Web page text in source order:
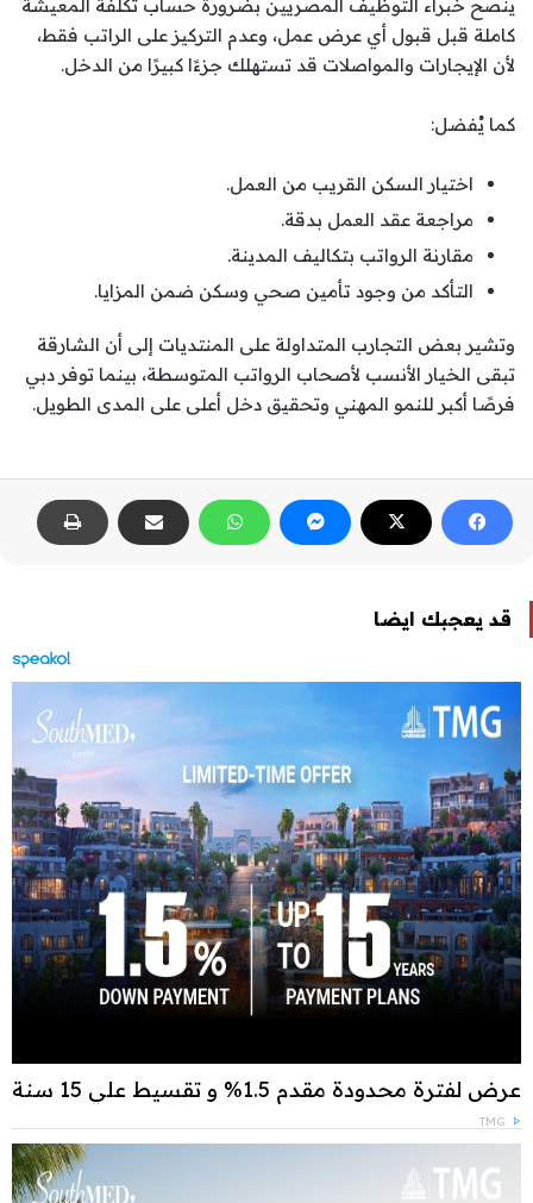
ينصح خبراء التوظيف المصريين بضرورة حساب تكلفة المعيشة
كاملة قبل قبول أي عرض عمل، وعدم التركيز على الراتب فقط،
لأن الإيجارات والمواصلات قد تستهلك جزءًا كبيرًا من الدخل.
كما يُفضل:
اختيار السكن القريب من العمل.
مراجعة عقد العمل بدقة.
مقارنة الرواتب بتكاليف المدينة.
التأكد من وجود تأمين صحي وسكن ضمن المزايا.
وتشير بعض التجارب المتداولة على المنتديات إلى أن الشارقة
تبقى الخيار الأنسب لأصحاب الرواتب المتوسطة، بينما توفر دبي
فرصًا أكبر للنمو المهني وتحقيق دخل أعلى على المدى الطويل.
قد يعجبك ايضا
عرض لفترة محدودة مقدم 1.5% و تقسيط علي 15 سنة
TMG